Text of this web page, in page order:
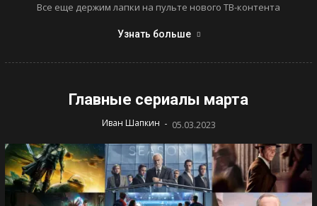
Все еще держим лапки на пульте нового ТВ-контента
Узнать больше
Главные сериалы марта
Иван Шапкин - 05.03.2023